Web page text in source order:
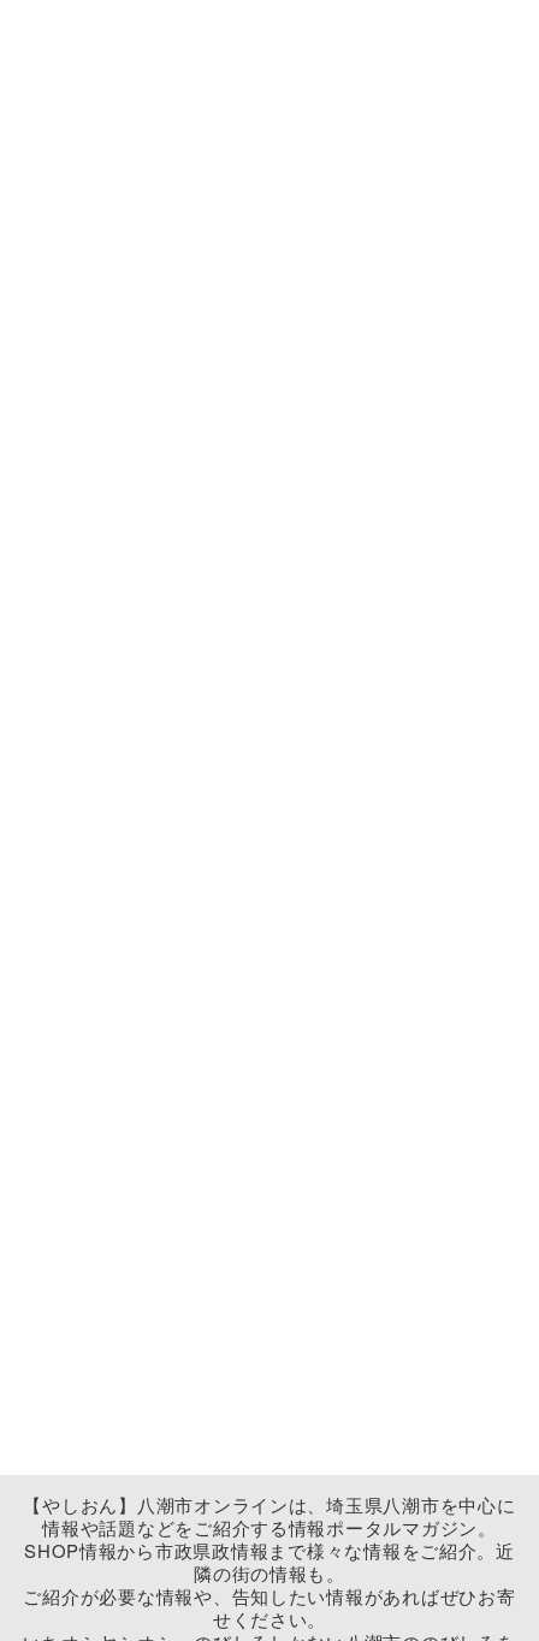
【やしおん】八潮市オンラインは、埼玉県八潮市を中心に
情報や話題などをご紹介する情報ポータルマガジン。
SHOP情報から市政県政情報まで様々な情報をご紹介。近
隣の街の情報も。
ご紹介が必要な情報や、告知したい情報があればぜひお寄
せください。